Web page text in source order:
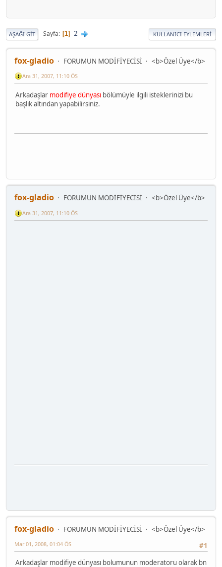
AŞAĞI GIT Sayfa 1 2 KULLANICI EYLEMLERI
fox-gladio FORUMUN MODİFİYECİSİ <b>Özel Üye</b>
Ara 31, 2007, 11:10 ÖS
Arkadaşlar modifiye dünyası bölümüyle ilgili isteklerinizi bu
başlık altından yapabilirsiniz.
fox-gladio FORUMUN MODİFİYECİSİ <b>Özel Üye</b>
Ara 31, 2007, 11:10 ÖS
fox-gladio FORUMUN MODİFİYECİSİ
<b>Özel Üye</b>
#1
Mar 01, 2008, 01:04 ÖS
Arkadaşlar modifiye dünyası bolumunun moderatoru olarak bn